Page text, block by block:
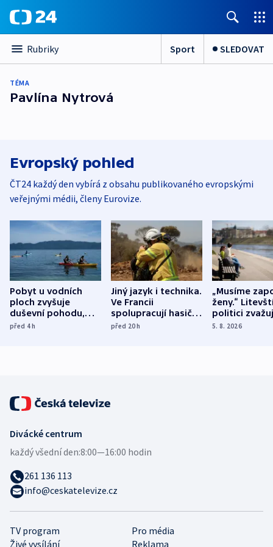
Rubriky Sport SLEDOVAT
TÉMA
Pavlína Nytrová
Evropský pohled
ČT24 každý den vybírá z obsahu publikovaného evropskými
veřejnými médii, členy Eurovize.
Pobyt u vodních
ploch zvyšuje
duševní pohodu,
ukázala
před 4h
Jiný jazyk i technika.
Ve Francii
spolupracují hasiči z
různých zemí
před 20h
„Musíme
ženy.“
politici
dohodu o
5. 8. 2026
TV program
Pro média
Živé vysílání
Reklama
Divácké centrum
každý všední den:8:00—16:00 hodin
261 136 113
info@ceskatelevize.cz